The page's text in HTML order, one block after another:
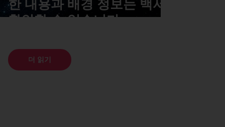
한 내용과 배경 정보는 백서에서도
확인할 수 있습니다.
더 읽기